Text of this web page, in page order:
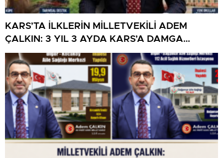
KARS’TA İLKLERİN MİLLETVEKİLİ ADEM
ÇALKIN: 3 YIL 3 AYDA KARS’A DAMGA
VURAN HİZMETLER